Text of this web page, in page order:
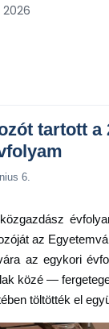
tartott a
6.
az
az egykori
közé —
töltötték el